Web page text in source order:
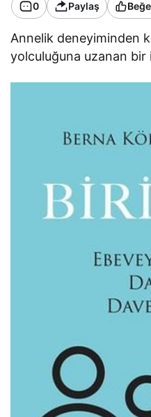
0 Paylaş
Annelik deneyiminden
yolculuğuna uzanan bir